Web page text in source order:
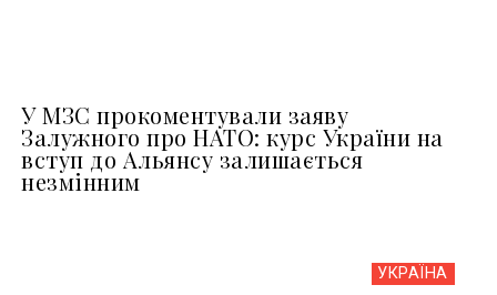
У МЗС прокоментували заяву
Залужного про НАТО: курс України на
вступ до Альянсу залишається
незмінним
УКРАЇНА